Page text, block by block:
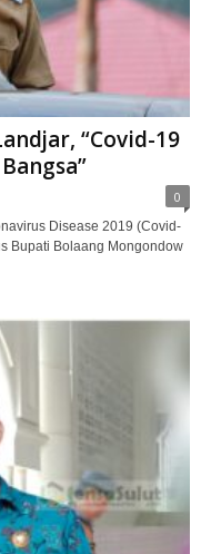
“Covid-19
0
Disease 2019 (Covid-
Bupati Bolaang Mongondow